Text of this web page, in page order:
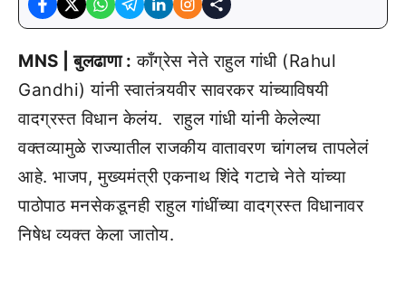
MNS | बुलढाणा : काँग्रेस नेते राहुल गांधी (Rahul
Gandhi) यांनी स्वातंत्र्यवीर सावरकर यांच्याविषयी
वादग्रस्त विधान केलंय. राहुल गांधी यांनी केलेल्या
वक्तव्यामुळे राज्यातील राजकीय वातावरण चांगलच तापलेलं
आहे. भाजप, मुख्यमंत्री एकनाथ शिंदे गटाचे नेते यांच्या
पाठोपाठ मनसेकडूनही राहुल गांधींच्या वादग्रस्त विधानावर
निषेध व्यक्त केला जातोय.